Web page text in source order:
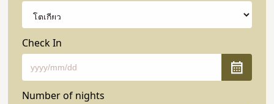
Check In
Number of nights